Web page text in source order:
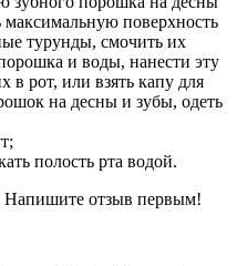
максимальную поверхность
турунды, смочить их
и воды, нанести эту
в рот, или взять капу для
на десны и зубы, одеть
полость рта водой.
Напишите отзыв первым!